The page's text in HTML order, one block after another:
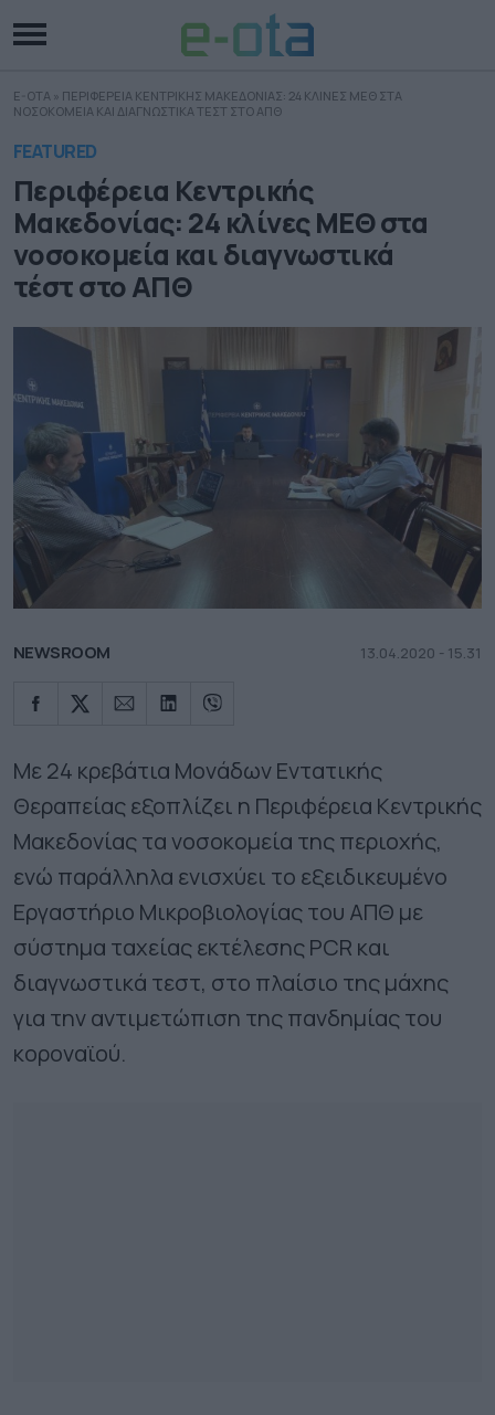
E-OTA » ΠΕΡΙΦΕΡΕΙΑ ΚΕΝΤΡΙΚΗΣ ΜΑΚΕΔΟΝΙΑΣ: 24 ΚΛΙΝΕΣ ΜΕΘ ΣΤΑ
ΝΟΣΟΚΟΜΕΙΑ ΚΑΙ ΔΙΑΓΝΩΣΤΙΚΑ ΤΕΣΤ ΣΤΟ ΑΠΘ
FEATURED
Περιφέρεια Κεντρικής
Μακεδονίας: 24 κλίνες ΜΕΘ στα
νοσοκομεία και διαγνωστικά
τέστ στο ΑΠΘ
NEWSROOM 13.04.2020 - 15.31
Με 24 κρεβάτια Μονάδων Εντατικής
Θεραπείας εξοπλίζει η Περιφέρεια Κεντρικής
Μακεδονίας τα νοσοκομεία της περιοχής,
ενώ παράλληλα ενισχύει το εξειδικευμένο
Εργαστήριο Μικροβιολογίας του ΑΠΘ με
σύστημα ταχείας εκτέλεσης PCR και
διαγνωστικά τεστ, στο πλαίσιο της μάχης
για την αντιμετώπιση της πανδημίας του
κοροναϊού.